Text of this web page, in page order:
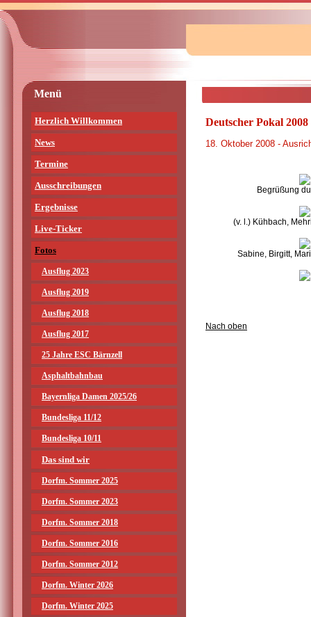
Menü
Herzlich Willkommen
News
Termine
Ausschreibungen
Ergebnisse
Live-Ticker
Fotos
Ausflug 2023
Ausflug 2019
Ausflug 2018
Ausflug 2017
25 Jahre ESC Bärnzell
Asphaltbahnbau
Bayernliga Damen 2025/26
Bundesliga 11/12
Bundesliga 10/11
Das sind wir
Dorfm. Sommer 2025
Dorfm. Sommer 2023
Dorfm. Sommer 2018
Dorfm. Sommer 2016
Dorfm. Sommer 2012
Dorfm. Winter 2026
Dorfm. Winter 2025
Deutscher Pokal 2008
18. Oktober 2008 -
Begrüßung
(v. l.) Kühbach,
Sabine, Birgitt,
Nach oben